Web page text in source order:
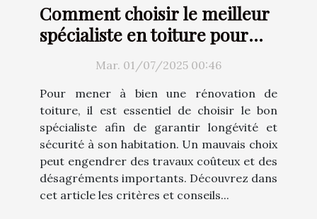
Comment choisir le meilleur
spécialiste en toiture pour
votre rénovation ?
Mar. 01/07/2025 00:46
Pour mener à bien une rénovation de
toiture, il est essentiel de choisir le bon
spécialiste afin de garantir longévité et
sécurité à son habitation. Un mauvais choix
peut engendrer des travaux coûteux et des
désagréments importants. Découvrez dans
cet article les critères et conseils...